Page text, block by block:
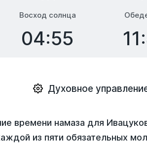
Восход солнца
04:55
Духовное
времени намаза для
из пяти обязательных